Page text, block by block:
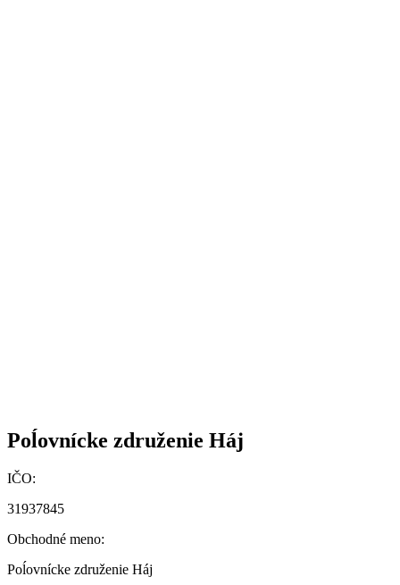
Poĺovnícke združenie Háj
IČO:
31937845
Obchodné meno:
Poĺovnícke združenie Háj